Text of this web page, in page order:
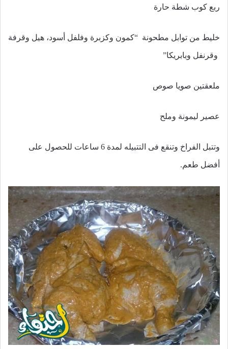
ربع كوب شطة حارة
خليط من توابل مطحونة “كمون وكزبرة وفلفل أسود، هيل وقرفة
وقرنفل وبابريكا”
ملعقتين صويا صوص
عصير ليمونة وملح
وتتبل الفراخ وتنقع فى التتبيله لمدة 6 ساعات للحصول على
أفضل طعم.